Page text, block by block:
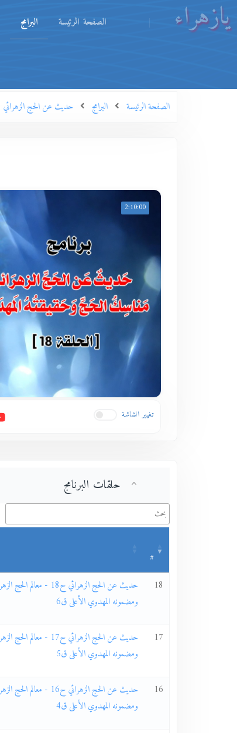
الصفحة الرئيسة البرامج يازهراء
الصفحة الرئيسة البرامج حديث عن الحج الزهرائي
2:10:00
تغيير الشاشة
حلقات البرنامج
#
18
ومضمونه المهدوي الأعلى ق6
17
ومضمونه المهدوي الأعلى ق5
16
ومضمونه المهدوي الأعلى ق4